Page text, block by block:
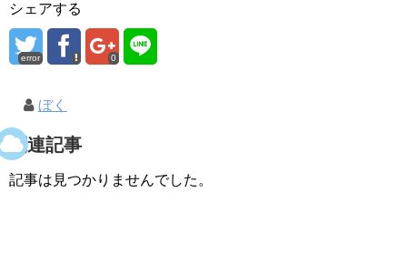
シェアする
error 0
ぼく
関連記事
記事は見つかりませんでした。